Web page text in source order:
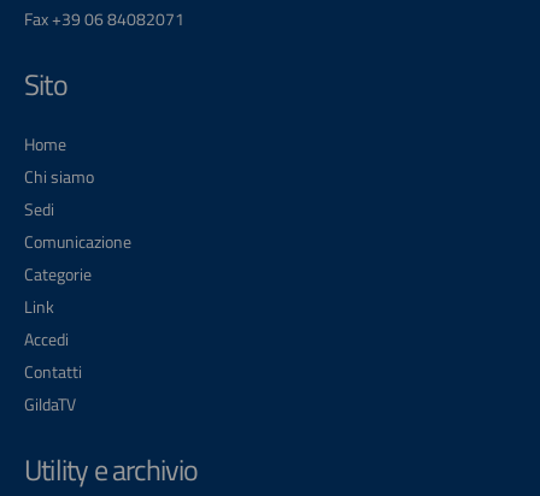
Fax +39 06 84082071
Sito
Home
Chi siamo
Sedi
Comunicazione
Categorie
Link
Accedi
Contatti
GildaTV
Utility e archivio